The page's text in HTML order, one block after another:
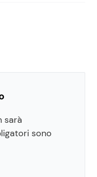
sarà
sono